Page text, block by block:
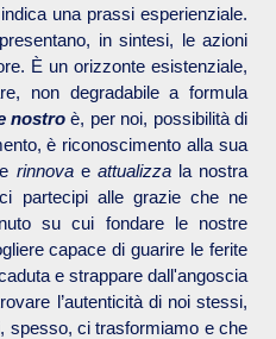
una prassi esperienziale.
in sintesi, le azioni
È un orizzonte esistenziale,
non degradabile a formula
nostro è, per noi, possibilità di
è riconoscimento alla sua
rinnovae attualizzala nostra
partecipi alle grazie che ne
su cui fondare le nostre
capace di guarire le ferite
e strappare dall'angoscia
l’autenticità di noi stessi,
spesso, ci trasformiamo e che